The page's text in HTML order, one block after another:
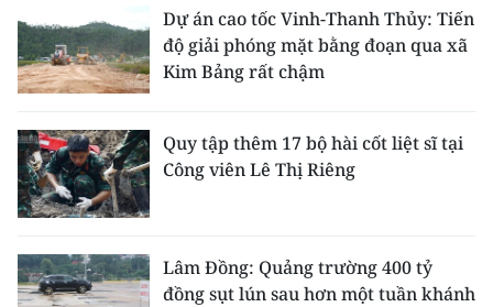
Dự án cao tốc Vinh-Thanh Thủy: Tiến
độ giải phóng mặt bằng đoạn qua xã
Kim Bảng rất chậm
Quy tập thêm 17 bộ hài cốt liệt sĩ tại
Công viên Lê Thị Riêng
Lâm Đồng: Quảng trường 400 tỷ
đồng sụt lún sau hơn một tuần khánh